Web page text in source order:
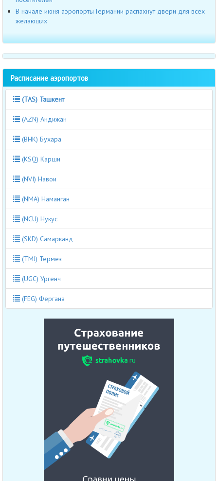
В начале июня аэропорты Германии распахнут двери для всех
желающих
Расписание аэропортов
(TAS) Ташкент
(AZN) Андижан
(BHK) Бухара
(KSQ) Карши
(NVI) Навои
(NMA) Наманган
(NCU) Нукус
(SKD) Самарканд
(TMJ) Термез
(UGC) Ургенч
(FEG) Фергана